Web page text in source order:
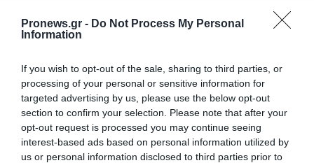
Pronews.gr - Do Not Process My Personal
Information
If you wish to opt-out of the sale, sharing to third parties, or
processing of your personal or sensitive information for
targeted advertising by us, please use the below opt-out
section to confirm your selection. Please note that after your
opt-out request is processed you may continue seeing
interest-based ads based on personal information utilized by
us or personal information disclosed to third parties prior to
08.08.2026 | 18:12